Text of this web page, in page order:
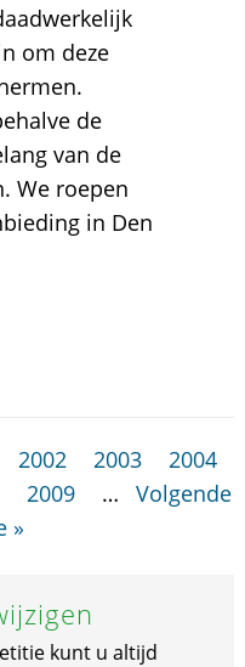
om deze
de
van de
We roepen
in Den
2002 2003
2004
2009 …
Volgende
»
kunt u altijd